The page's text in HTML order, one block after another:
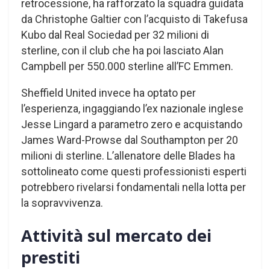
retrocessione, ha rafforzato la squadra guidata
da Christophe Galtier con l’acquisto di Takefusa
Kubo dal Real Sociedad per 32 milioni di
sterline, con il club che ha poi lasciato Alan
Campbell per 550.000 sterline all’FC Emmen.
Sheffield United invece ha optato per
l’esperienza, ingaggiando l’ex nazionale inglese
Jesse Lingard a parametro zero e acquistando
James Ward-Prowse dal Southampton per 20
milioni di sterline. L’allenatore delle Blades ha
sottolineato come questi professionisti esperti
potrebbero rivelarsi fondamentali nella lotta per
la sopravvivenza.
Attività sul mercato dei
prestiti